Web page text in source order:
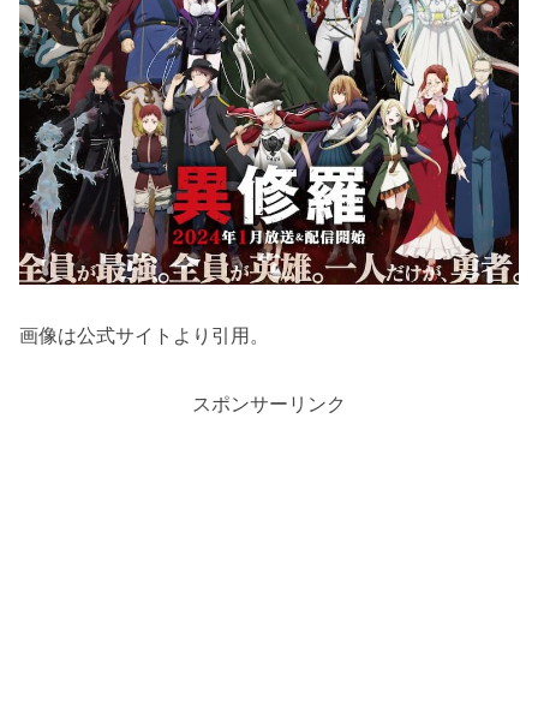
画像は公式サイトより引用。
スポンサーリンク